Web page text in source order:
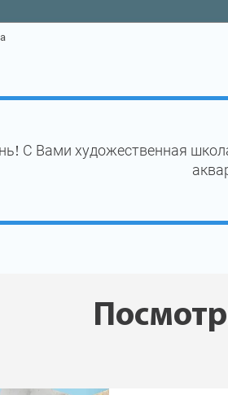
С Вами художественная